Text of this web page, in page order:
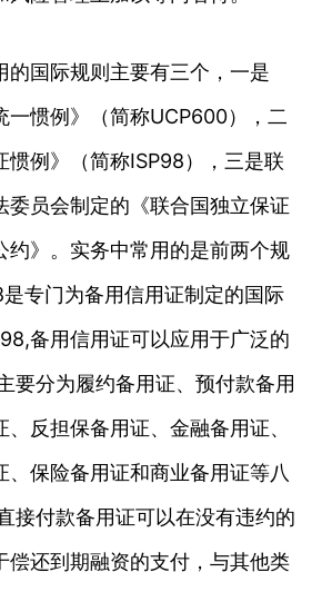
的国际规则主要有三个，一是
一惯例》（简称UCP600），二
惯例》（简称ISP98），三是联
委员会制定的《联合国独立保证
约》。实务中常用的是前两个规
专门为备用信用证制定的国际
备用信用证可以应用于广泛的
要分为履约备用证、预付款备用
反担保备用证、金融备用证、
、保险备用证和商业备用证等八
接付款备用证可以在没有违约的
偿还到期融资的支付，与其他类